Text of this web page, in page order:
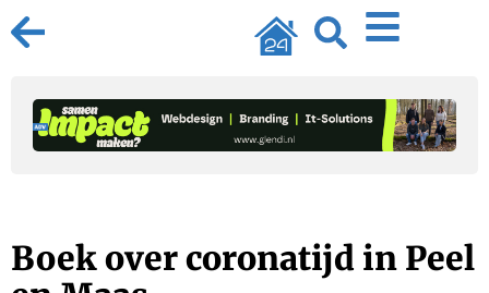
Boek over coronatijd in Peel